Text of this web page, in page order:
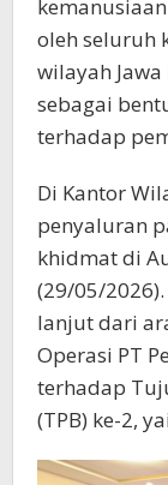
oleh seluruh
wilayah
sebagai
terhadap
Di Kantor
penyaluran
khidmat di
(29/05/
lanjut dari
Operasi PT
terhadap
(TPB) ke-2,